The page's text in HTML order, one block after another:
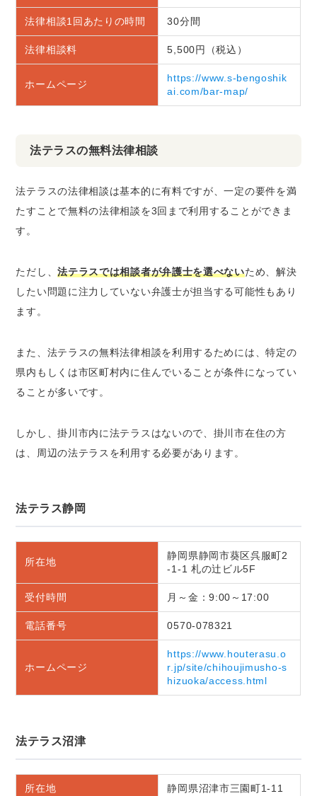
法律相談1回あたりの時間 30分間
法律相談料 5,500円（税込）
ホームページ
https://www.s-bengoshik
ai.com/bar-map/
法テラスの無料法律相談
法テラスの法律相談は基本的に有料ですが、一定の要件を満
たすことで無料の法律相談を3回まで利用することができま
す。
ただし、法テラスでは相談者が弁護士を選べないため、解決
したい問題に注力していない弁護士が担当する可能性もあり
ます。
また、法テラスの無料法律相談を利用するためには、特定の
県内もしくは市区町村内に住んでいることが条件になってい
ることが多いです。
しかし、掛川市内に法テラスはないので、掛川市在住の方
は、周辺の法テラスを利用する必要があります。
法テラス静岡
所在地
静岡県静岡市葵区呉服町2
-1-1 札の辻ビル5F
受付時間 月～金：9:00～17:00
電話番号 0570-078321
ホームページ
https://www.houterasu.o
r.jp/site/chihoujimusho-s
hizuoka/access.html
法テラス沼津
所在地 静岡県沼津市三園町1-11